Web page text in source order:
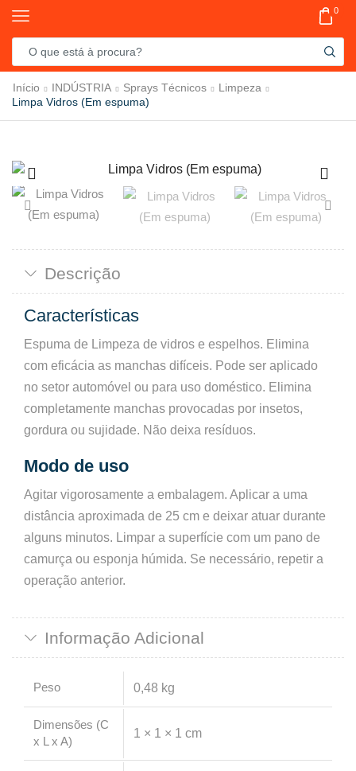
0
Início INDÚSTRIA Sprays Técnicos
Limpeza
Limpa Vidros (Em espuma)
Descrição
Características
Espuma de Limpeza de vidros e espelhos. Elimina
com eficácia as manchas difíceis. Pode ser aplicado
no setor automóvel ou para uso doméstico. Elimina
completamente manchas provocadas por insetos,
gordura ou sujidade. Não deixa resíduos.
Modo de uso
Agitar vigorosamente a embalagem. Aplicar a uma
distância aproximada de 25 cm e deixar atuar durante
alguns minutos. Limpar a superfície com um pano de
camurça ou esponja húmida. Se necessário, repetir a
operação anterior.
Informação Adicional
Peso 0,48 kg
Dimensões (C
x L x A)
1 × 1 × 1 cm